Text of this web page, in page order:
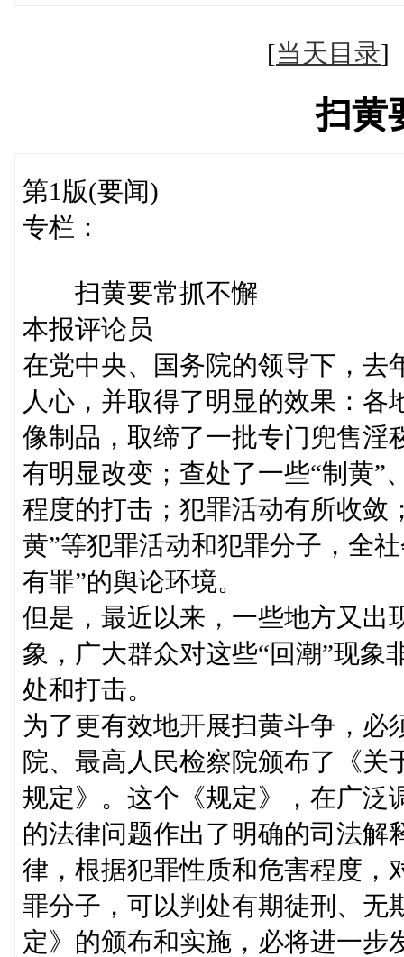
[当天目录
扫黄
第1版(要闻)
专栏：
扫黄要常抓不懈
本报评论员
在党中央、国务院的领导下，去
人心，并取得了明显的效果：
像制品，取缔了一批专门兜售淫
有明显改变；查处了一些“制黄”
程度的打击；犯罪活动有所收敛
黄”等犯罪活动和犯罪分子，全
有罪”的舆论环境。
但是，最近以来，一些地方又出
象，广大群众对这些“回潮”现象
处和打击。
为了更有效地开展扫黄斗争，必
院、最高人民检察院颁布了《关
规定》。这个《规定》，在广泛
的法律问题作出了明确的司法解
律，根据犯罪性质和危害程度，
罪分子，可以判处有期徒刑、无
定》的颁布和实施，必将进一步